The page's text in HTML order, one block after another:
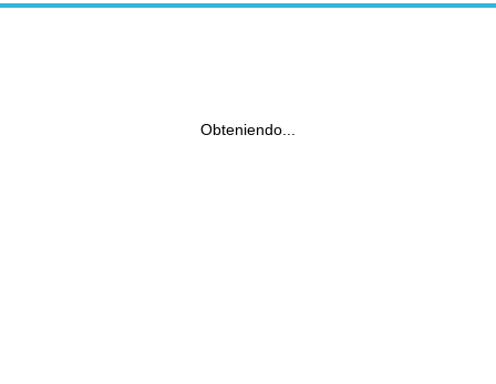
Obteniendo...